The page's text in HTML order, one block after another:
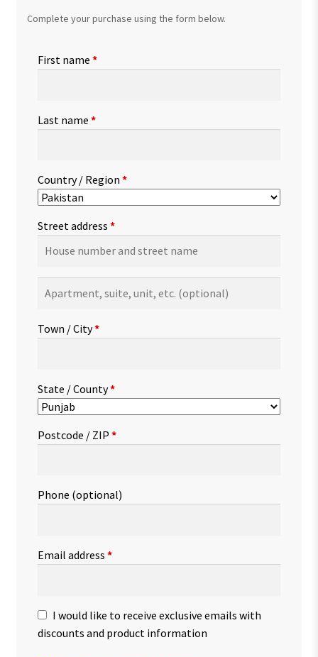
Complete your purchase using the form below.
First name *
Last name *
Country / Region *
Street address *
suite,
etc.(optional)
Town / City*
State / County*
Postcode / ZIP *
Phone (optional)
Email address *
I would like to receive exclusive emails with
discounts and product information